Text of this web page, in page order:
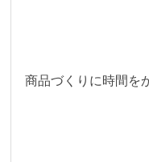
商品づくりに時間を